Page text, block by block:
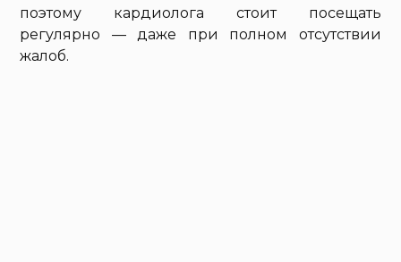
поэтому кардиолога стоит посещать
регулярно — даже при полном отсутствии
жалоб.